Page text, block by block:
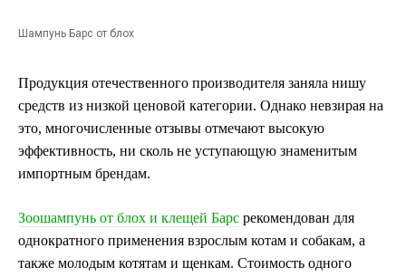
Шампунь Барс от блох
Продукция отечественного производителя заняла нишу
средств из низкой ценовой категории. Однако невзирая на
это, многочисленные отзывы отмечают высокую
эффективность, ни сколь не уступающую знаменитым
импортным брендам.
Зоошампунь от блох и клещей Барс рекомендован для
однократного применения взрослым котам и собакам, а
также молодым котятам и щенкам. Стоимость одного